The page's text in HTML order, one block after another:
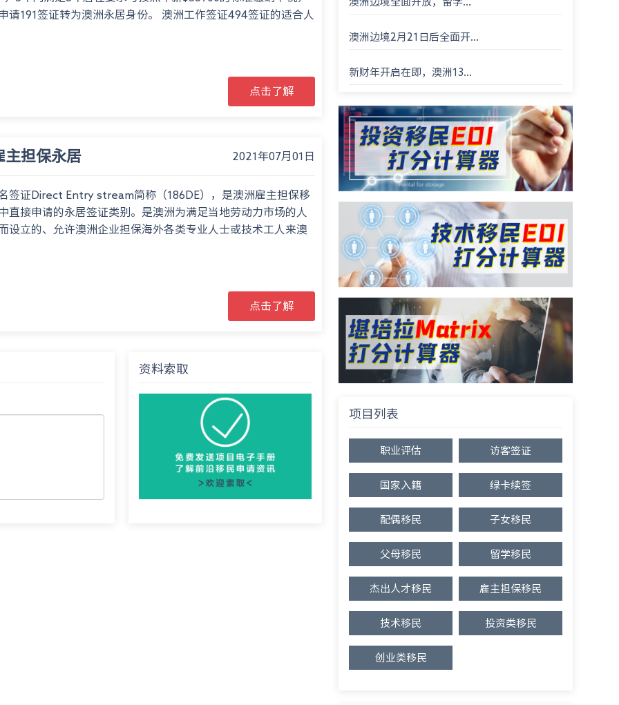
请191签证转为澳洲永居身份。 澳洲工作签证494签证的适合人
点击了解
主担保永居 2021年07月01日
签证Direct Entry stream简称（186DE），是澳洲雇主担保移
直接申请的永居签证类别。是澳洲为满足当地劳动力市场的人
设立的、允许澳洲企业担保海外各类专业人士或技术工人来澳
点击了解
资料索取
澳洲边境2月21日后全面开...
新财年开启在即，澳洲13...
项目列表
职业评估 访客签证
国家入籍 绿卡续签
配偶移民 子女移民
父母移民 留学移民
杰出人才移民 雇主担保移民
技术移民 投资类移民
创业类移民